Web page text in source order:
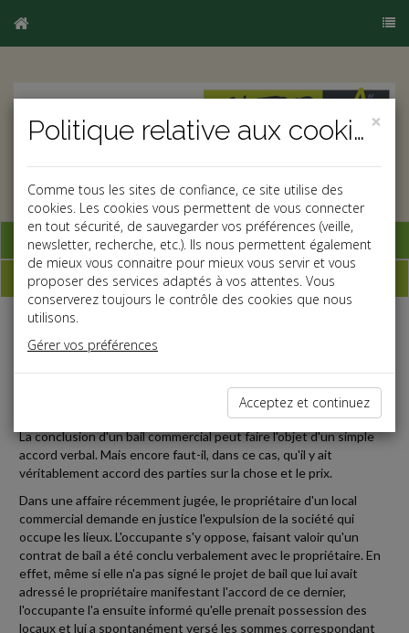
Base documentaire
Dépêches
Vie des affaires
Date: 2021-09-22
CONCLUSION D'UN BAIL COMMERCIAL
La conclusion d'un bail commercial peut faire l'objet d'un simple
accord verbal. Mais encore faut-il, dans ce cas, qu'il y ait
véritablement accord des parties sur la chose et le prix.
Dans une affaire récemment jugée, le propriétaire d'un local
commercial demande en justice l'expulsion de la société qui
occupe les lieux. L'occupante s'y oppose, faisant valoir qu'un
contrat de bail a été conclu verbalement avec le propriétaire. En
effet, même si elle n'a pas signé le projet de bail que lui avait
adressé le propriétaire manifestant l'accord de ce dernier,
l'occupante l'a ensuite informé qu'elle prenait possession des
locaux et lui a spontanément versé les sommes correspondant
×
Politique relative aux cookies
Comme tous les sites de confiance, ce site utilise des
cookies. Les cookies vous permettent de vous connecter
en tout sécurité, de sauvegarder vos préférences (veille,
newsletter, recherche, etc.). Ils nous permettent également
de mieux vous connaitre pour mieux vous servir et vous
proposer des services adaptés à vos attentes. Vous
conserverez toujours le contrôle des cookies que nous
utilisons.
Gérer vos préférences
Acceptez et continuez